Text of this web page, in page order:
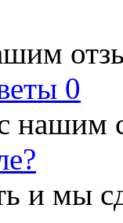
0
нашим
и мы